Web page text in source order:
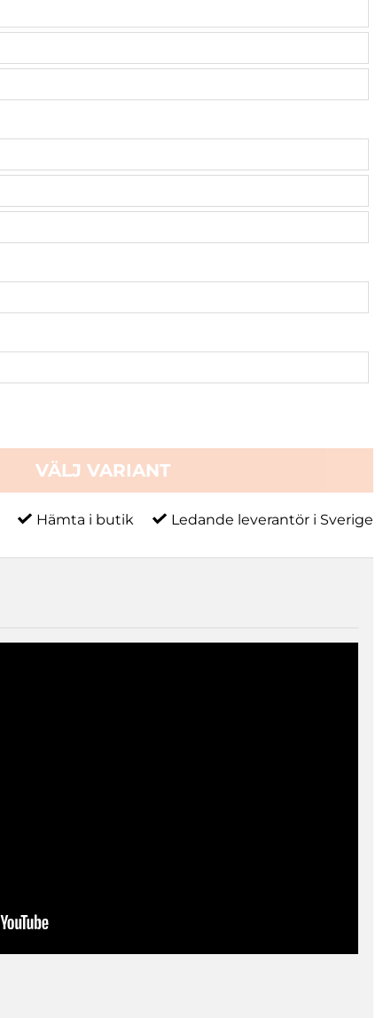
VÄLJ VARIANT
Hämta i butik Ledande leverantör i Sverige